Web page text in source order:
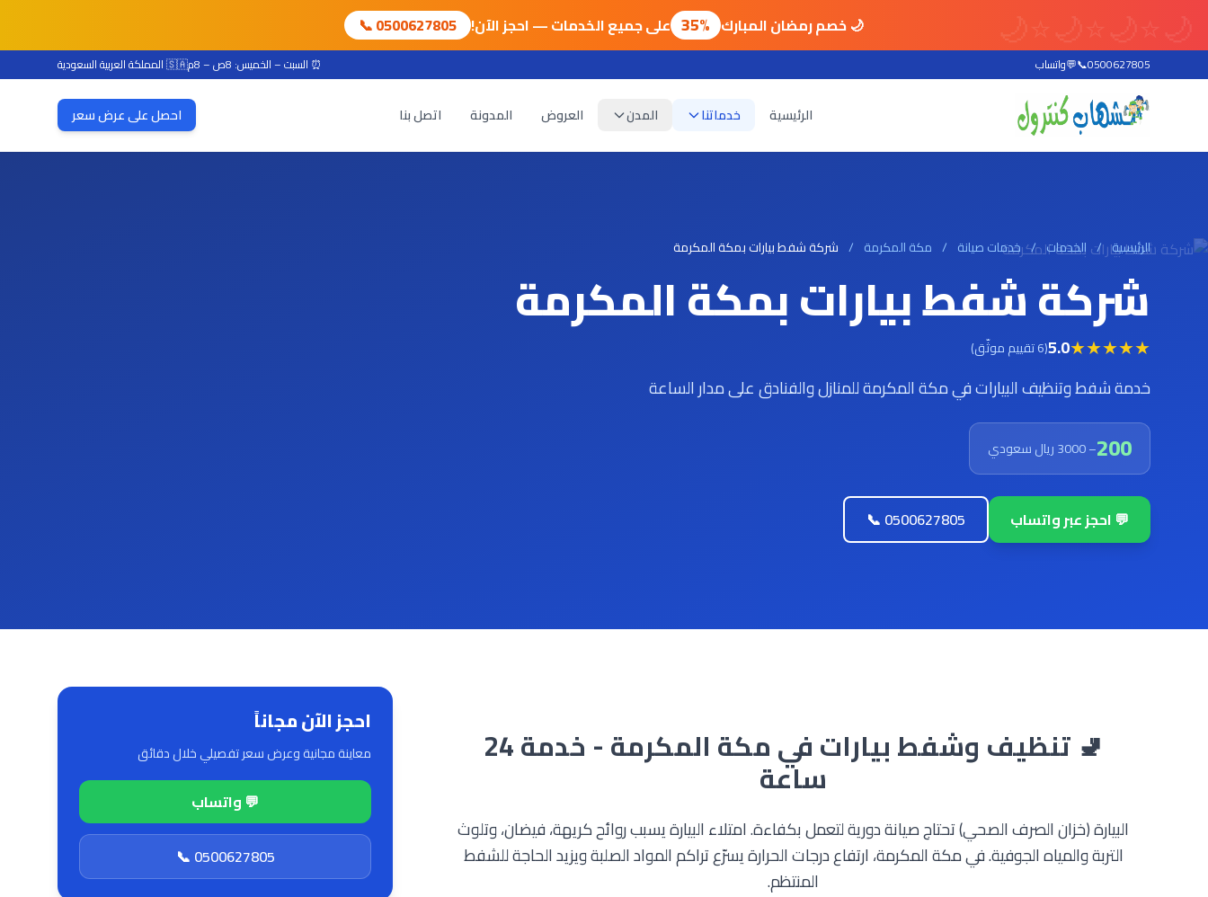
🌙 خصم رمضان المبارك 35% على جميع الخدمات — احجز الآن! 📞 0500627805
📞0500627805
💬واتساب ⏰ السبت – الخميس: 8ص – 8م 🇸🇦 المملكة العربية السعودية
الرئيسية خدماتنا المدن العروض المدونة اتصل بنا احصل على عرض سعر
الرئيسية / الخدمات / خدمات صيانة / مكة المكرمة / شركة شفط بيارات بمكة المكرمة
شركة شفط بيارات بمكة المكرمة
★
★
★
★
★
5.0(6 تقييم موثّق)
خدمة شفط وتنظيف البيارات في مكة المكرمة للمنازل والفنادق على مدار الساعة
200– 3000 ريال سعودي
💬 احجز عبر واتساب 📞 0500627805
🚽 تنظيف وشفط بيارات في مكة المكرمة - خدمة 24
ساعة
البيارة (خزان الصرف الصحي) تحتاج صيانة دورية لتعمل بكفاءة. امتلاء البيارة يسبب روائح كريهة، فيضان، وتلوث
التربة والمياه الجوفية. في مكة المكرمة، ارتفاع درجات الحرارة يسرّع تراكم المواد الصلبة ويزيد الحاجة للشفط
المنتظم.
احجز الآن مجاناً
معاينة مجانية وعرض سعر تفصيلي خلال دقائق
💬 واتساب
📞 0500627805